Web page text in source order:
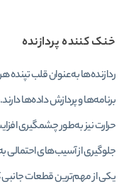
خنک کننده پردازنده
ردازنده‌ها به‌عنوان قلب
برنامه‌ها و پردازش داده‌ها
حرارت نیز به‌طور چشمگیری
جلوگیری از آسیب‌های احتمالی
یکی از مهم‌ترین قطعات جانبی